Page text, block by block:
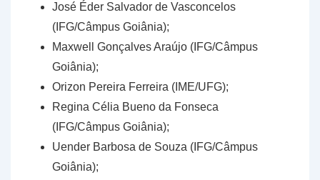
José Éder Salvador de Vasconcelos
(IFG/Câmpus Goiânia);
Maxwell Gonçalves Araújo (IFG/Câmpus
Goiânia);
Orizon Pereira Ferreira (IME/UFG);
Regina Célia Bueno da Fonseca
(IFG/Câmpus Goiânia);
Uender Barbosa de Souza (IFG/Câmpus
Goiânia);